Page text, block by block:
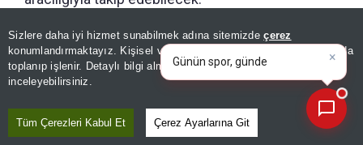
Sizlere daha iyi hizmet sunabilmek adına sitemizdeçerez
konumlandırmaktayız. Kişisel verileriniz, KVKK ve GDPR kapsamında
toplanıp işlenir. Detaylı bilgi almak içinAydınlatma Metnimizi
inceleyebilirsiniz.
Tüm Çerezleri Kabul Et Çerez Ayarlarına Git
GÜNÜN ÖZETİ
Günün spor, gündem ve
ekonomi gelişmelerini analiz
edin|